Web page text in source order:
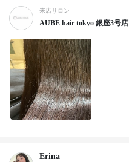
来店サロン
AUBE hair tokyo 銀座3号店
Erina